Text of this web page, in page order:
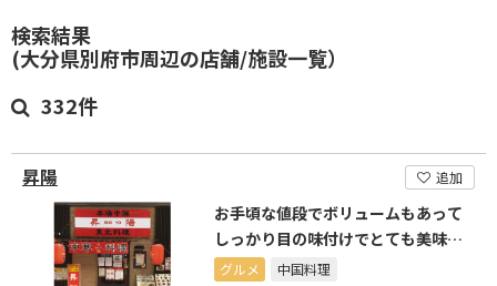
検索結果
(大分県別府市周辺の店舗/施設一覧）
332件
昇陽 追加
お手頃な値段でボリュームもあって
しっかり目の味付けでとても美味し
いです
グルメ 中国料理